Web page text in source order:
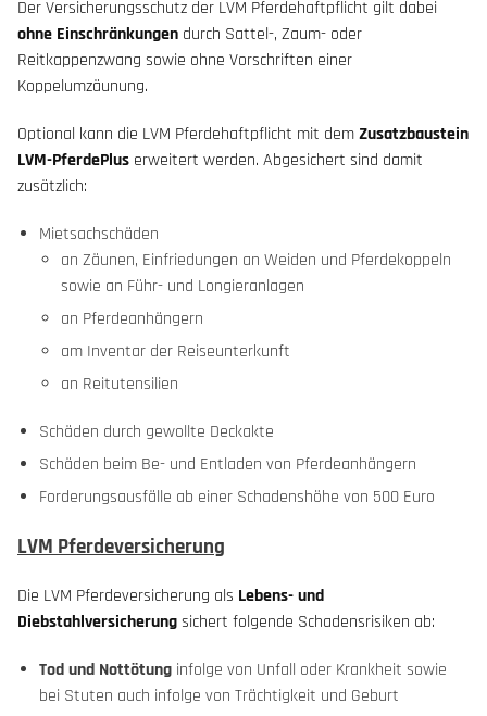
Der Versicherungsschutz der LVM Pferdehaftpflicht gilt dabei
ohne Einschränkungen durch Sattel-, Zaum- oder
Reitkappenzwang sowie ohne Vorschriften einer
Koppelumzäunung.
Optional kann die LVM Pferdehaftpflicht mit demZusatzbaustein
LVM-PferdePlus erweitert werden. Abgesichert sind damit
zusätzlich:
Mietsachschäden
an Zäunen, Einfriedungen an Weiden und Pferdekoppeln
sowie an Führ- und Longieranlagen
an Pferdeanhängern
am Inventar der Reiseunterkunft
an Reitutensilien
Schäden durch gewollte Deckakte
Schäden beim Be- und Entladen von Pferdeanhängern
Forderungsausfälle ab einer Schadenshöhe von 500 Euro
LVM Pferdeversicherung
Die LVM Pferdeversicherung als Lebens- und
Diebstahlversicherungsichert folgende Schadensrisiken ab:
Todund Nottötung infolge von Unfall oder Krankheit sowie
bei Stuten auch infolge von Trächtigkeit und Geburt